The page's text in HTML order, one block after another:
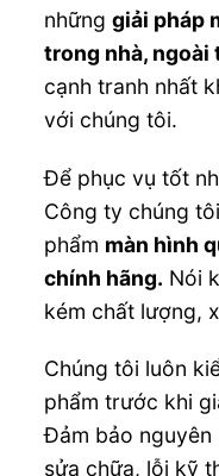
những giải pháp
trong nhà, ngoài
cạnh tranh nhất
với chúng tôi.
Để phục vụ tốt
Công ty chúng
phẩm màn hình
chính hãng. Nói
kém chất lượng,
Chúng tôi luôn
phẩm trước khi
Đảm bảo nguyên
sửa chữa, lỗi kỹ